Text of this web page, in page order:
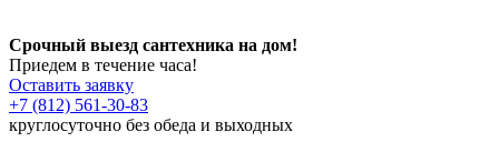
Срочный выезд сантехника на дом!
Приедем в течение часа!
Оставить заявку
+7 (812) 561-30-83
круглосуточно без обеда и выходных